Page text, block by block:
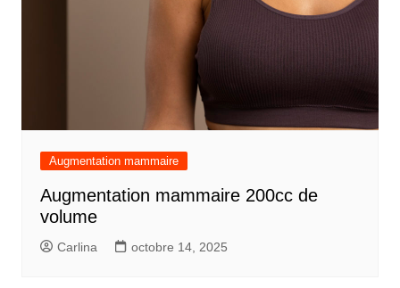
Augmentation mammaire
Augmentation mammaire 200cc de
volume
Carlina octobre 14, 2025